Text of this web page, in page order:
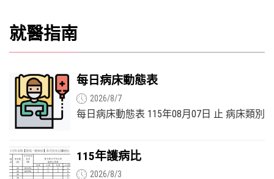
就醫指南
每日病床動態表
2026/8/7
每日病床動態表 115年08月07日 止 病床類別
115年護病比
2026/8/3